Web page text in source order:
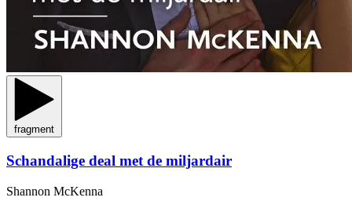
fragment
Schandalige deal met de miljardair
Shannon McKenna